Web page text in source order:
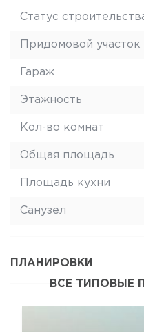
Статус
Придомовой участок
Гараж
Этажность
Кол-во комнат
Общая площадь
Площадь кухни
Санузел
ПЛАНИРОВКИ
ВСЕ ТИПОВЫЕ